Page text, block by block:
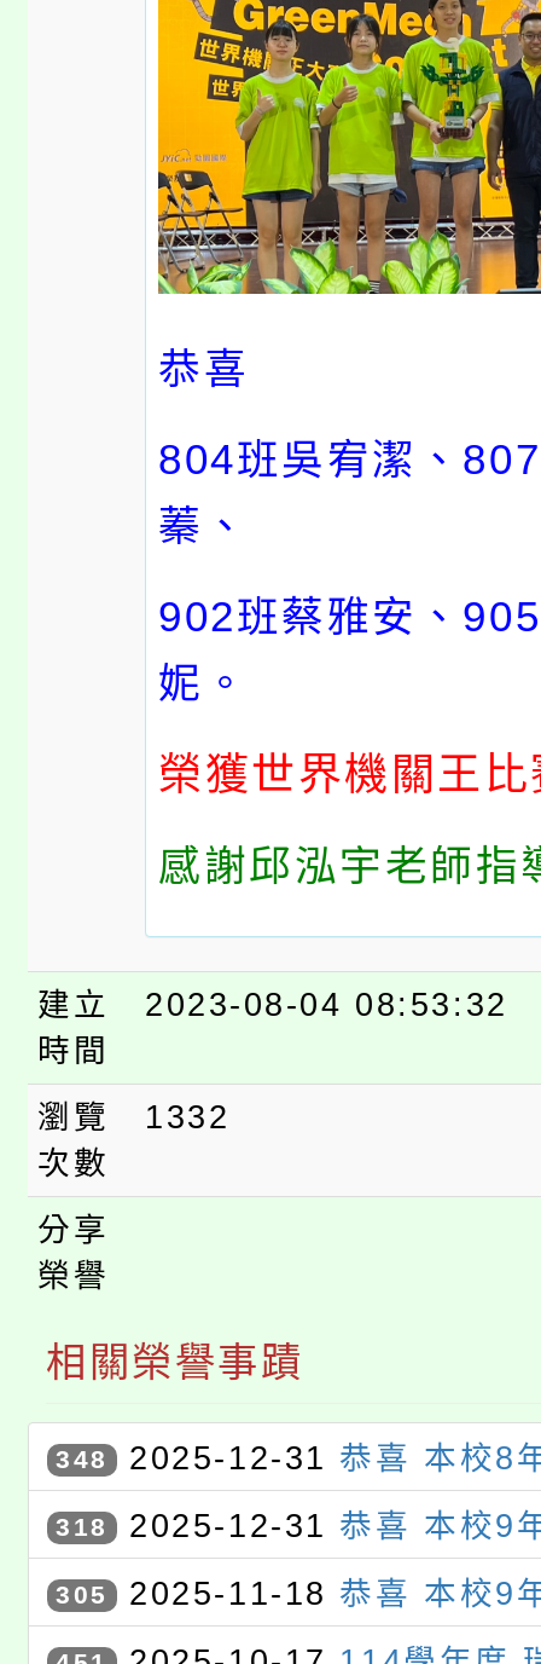
恭喜
804班吳宥潔、
蓁、
902班蔡雅安、
妮。
榮獲世界機關王
感謝邱泓宇老師指
建立
時間
2023-08-04 08:53:32
瀏覽
次數
1332
分享
榮譽
相關榮譽事蹟
348 2025-12-31 恭喜 本校8
承 、 8年6班 鍾秉澐 同學參加
114年度學生資訊教育競賽〉
生活應用組 佳作
318 2025-12-31 恭喜 本校9
璇 同學參加〈桃園市114年度
育競賽〉，獲 桃園市 電腦繪
305 2025-11-18 恭喜 本校9
璇 同學參加〈桃園市114年度